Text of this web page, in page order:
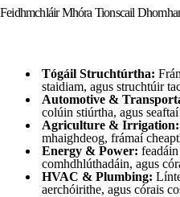
Feidhmchláir Mhóra Tionscail
Tógáil Struchtúrtha:
staidiam, agus struchtúir
Automotive &
colúin stiúrtha, agus
Agriculture & Irrigation:
mhaighdeog, frámaí
Energy & Power:
comhdhlúthadáin, agus
HVAC & Plumbing:
aerchóirithe, agus córais